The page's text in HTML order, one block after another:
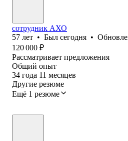
сотрудник АХО
57 лет • Был сегодня •
120 000 ₽
Рассматривает предложения
Общий опыт
34 года 11 месяцев
Другие резюме
Ещё 1 резюме